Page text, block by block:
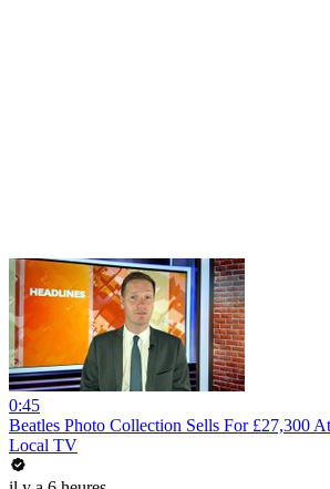
0:45
Beatles Photo Collection Sells For £27,300
Local TV